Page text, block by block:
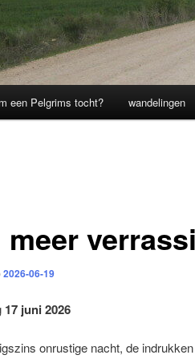
een Pelgrims tocht? wandelingen
meer
2026-06-19
17 juni 2026
onrustige nacht, de